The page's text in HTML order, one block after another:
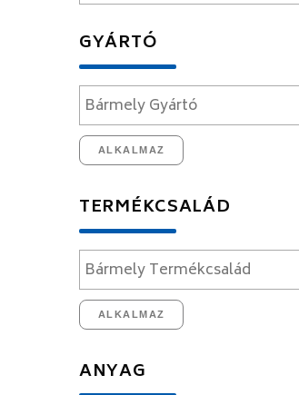
GYÁRTÓ
ALKALMAZ
TERMÉKCSALÁD
ALKALMAZ
ANYAG